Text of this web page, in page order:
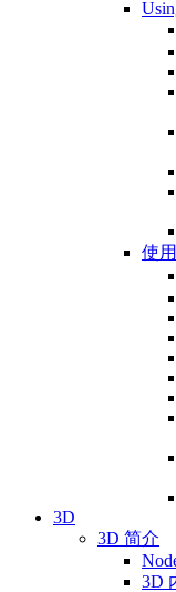
使
3D
3D 简介
3D